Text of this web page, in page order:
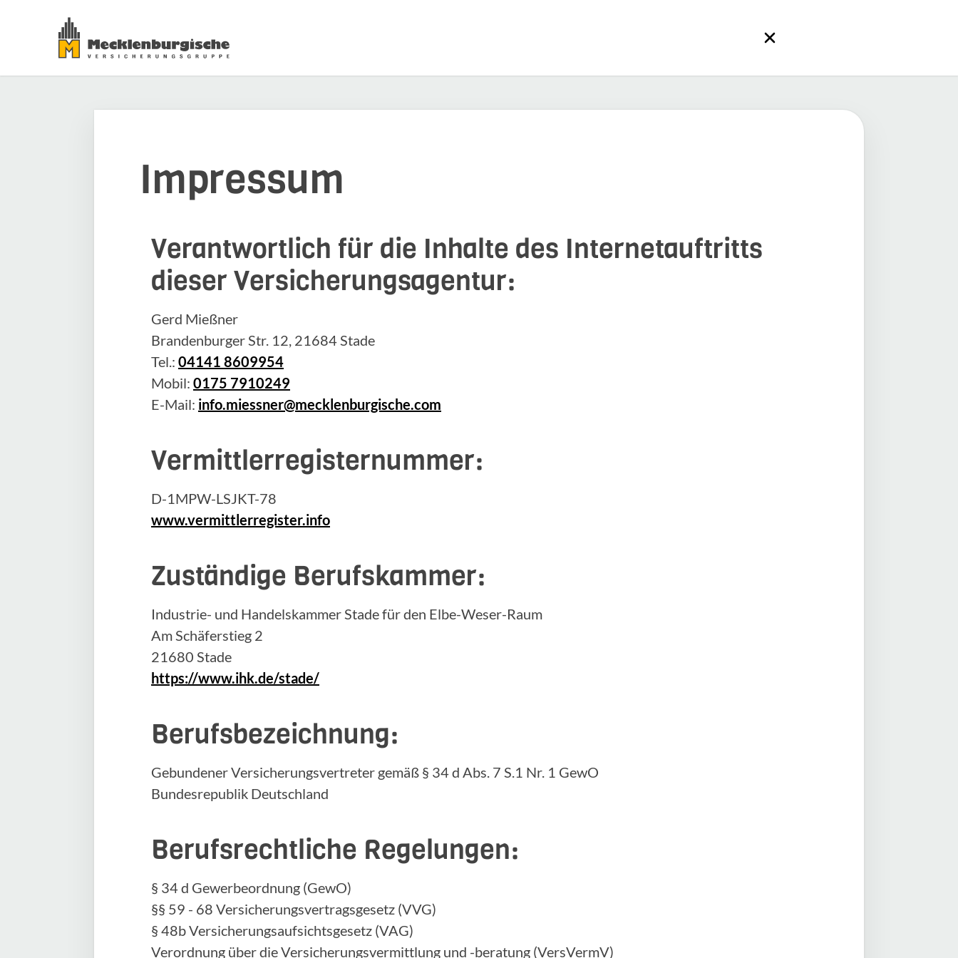
Impressum
Verantwortlich für die Inhalte des Internetauftritts
dieser Versicherungsagentur:
Gerd Mießner
Brandenburger Str. 12, 21684 Stade
Tel.: 04141 8609954
Mobil: 0175 7910249
E-Mail: info.miessner@mecklenburgische.com
Vermittlerregisternummer:
D-1MPW-LSJKT-78
www.vermittlerregister.info
Zuständige Berufskammer:
Industrie- und Handelskammer Stade für den Elbe-Weser-Raum
Am Schäferstieg 2
21680 Stade
https://www.ihk.de/stade/
Berufsbezeichnung:
Gebundener Versicherungsvertreter gemäß § 34 d Abs. 7 S.1 Nr. 1 GewO
Bundesrepublik Deutschland
Berufsrechtliche Regelungen:
§ 34 d Gewerbeordnung (GewO)
§§ 59 - 68 Versicherungsvertragsgesetz (VVG)
§ 48b Versicherungsaufsichtsgesetz (VAG)
Verordnung über die Versicherungsvermittlung und -beratung (VersVermV)